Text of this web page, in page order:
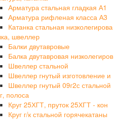
Арматура стальная гладкая А1
Арматура рифленая класса А3
Катанка стальная низколегирова
швеллер
Балки двутавровые
Балка двутавровая низколегиров
Швеллер стальной
Швеллер гнутый изготовление и
Швеллер гнутый 09г2с стальной
полоса
Круг 25ХГТ, пруток 25ХГТ - кон
Круг г/к стальной горячекатаны